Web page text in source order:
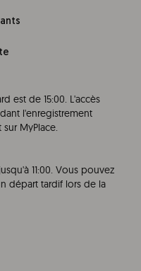
est de 15:00. L'accès
l'enregistrement
MyPlace.
11:00. Vous pouvez
départ tardif lors de la